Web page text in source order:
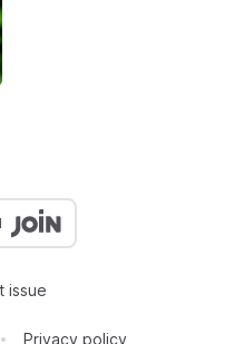
Privacy policy
issue